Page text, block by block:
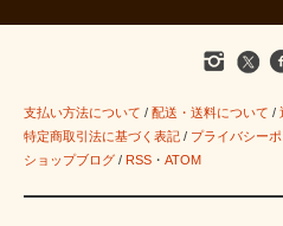
支払い方法について / 配送・送料について /
特定商取引法に基づく表記 / プライバシー
ショップブログ / RSS ・ ATOM